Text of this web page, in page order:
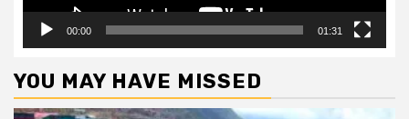
00:00 01:31
YOU MAY HAVE MISSED